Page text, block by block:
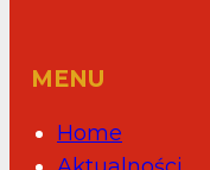
MENU
Home